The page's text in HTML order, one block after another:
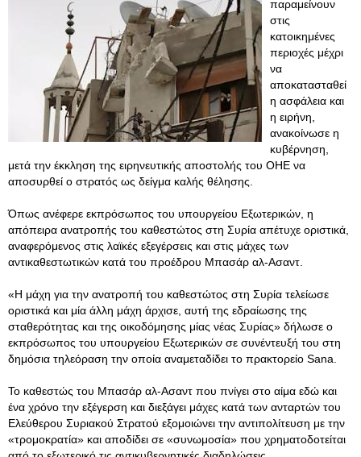
παραμείνουν
στις
κατοικημένες
περιοχές μέχρι
να
αποκατασταθεί
η ασφάλεια και
η ειρήνη,
ανακοίνωσε η
κυβέρνηση,
μετά την έκκληση της ειρηνευτικής αποστολής του ΟΗΕ να
αποσυρθεί ο στρατός ως δείγμα καλής θέλησης.
Όπως ανέφερε εκπρόσωπος του υπουργείου Εξωτερικών, η
απόπειρα ανατροπής του καθεστώτος στη Συρία απέτυχε οριστικά,
αναφερόμενος στις λαϊκές εξεγέρσεις και στις μάχες των
αντικαθεστωτικών κατά του προέδρου Μπασάρ αλ-Ασαντ.
«Η μάχη για την ανατροπή του καθεστώτος στη Συρία τελείωσε
οριστικά και μία άλλη μάχη άρχισε, αυτή της εδραίωσης της
σταθερότητας και της οικοδόμησης μίας νέας Συρίας» δήλωσε ο
εκπρόσωπος του υπουργείου Εξωτερικών σε συνέντευξή του στη
δημόσια τηλεόραση την οποία αναμεταδίδει το πρακτορείο Sana.
Το καθεστώς του Μπασάρ αλ-Ασαντ που πνίγει στο αίμα εδώ και
ένα χρόνο την εξέγερση και διεξάγει μάχες κατά των ανταρτών του
Ελεύθερου Συριακού Στρατού εξομοιώνει την αντιπολίτευση με την
«τρομοκρατία» και αποδίδει σε «συνωμοσία» που χρηματοδοτείται